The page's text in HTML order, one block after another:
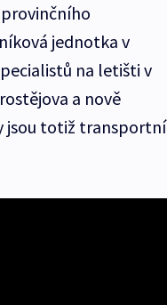
jednotka v
na letišti v
a nově
jsou totiž transportní